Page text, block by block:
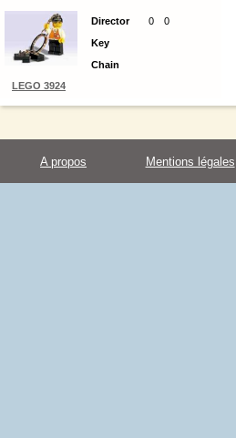
LEGO 3924
Director
Key
Chain
0 0
A propos Mentions légales